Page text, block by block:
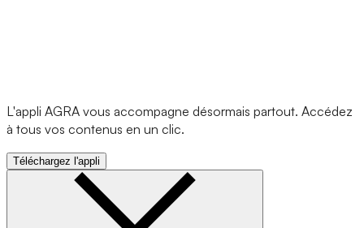
L'appli AGRA vous accompagne désormais partout. Accédez
à tous vos contenus en un clic.
Téléchargez l'appli